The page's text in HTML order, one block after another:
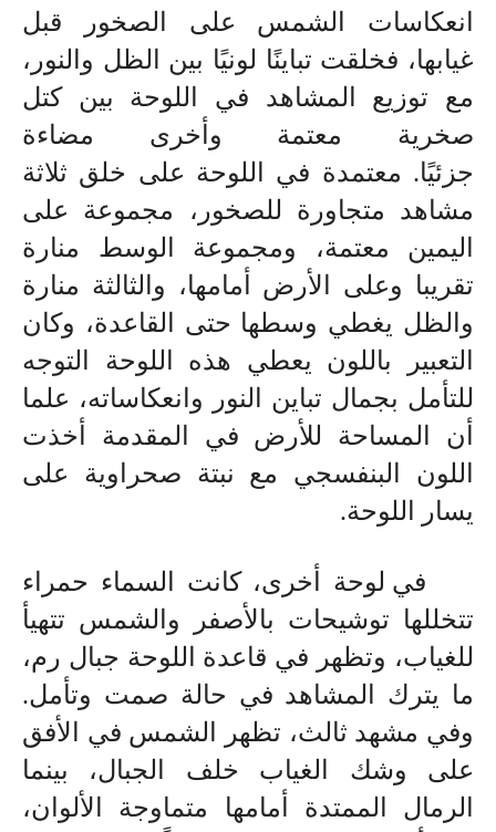
انعكاسات الشمس على الصخور قبل
غيابها، فخلقت تباينًا لونيًا بين الظل والنور،
مع توزيع المشاهد في اللوحة بين كتل
صخرية معتمة وأخرى مضاءة
جزئيًا. معتمدة في اللوحة على خلق ثلاثة
مشاهد متجاورة للصخور، مجموعة على
اليمين معتمة، ومجموعة الوسط منارة
تقريبا وعلى الأرض أمامها، والثالثة منارة
والظل يغطي وسطها حتى القاعدة، وكان
التعبير باللون يعطي هذه اللوحة التوجه
للتأمل بجمال تباين النور وانعكاساته، علما
أن المساحة للأرض في المقدمة أخذت
اللون البنفسجي مع نبتة صحراوية على
يسار اللوحة.
في لوحة أخرى، كانت السماء حمراء
تتخللها توشيحات بالأصفر والشمس تتهيأ
للغياب، وتظهر في قاعدة اللوحة جبال رم،
ما يترك المشاهد في حالة صمت وتأمل.
وفي مشهد ثالث، تظهر الشمس في الأفق
على وشك الغياب خلف الجبال، بينما
الرمال الممتدة أمامها متماوجة الألوان،